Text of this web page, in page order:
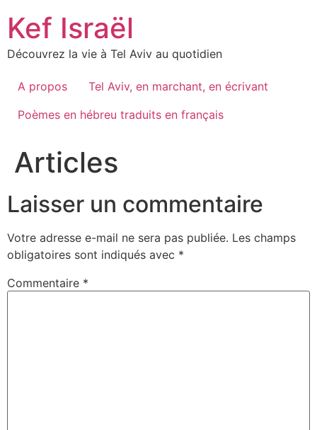
content
Kef Israël
Découvrez la vie à Tel Aviv au quotidien
A propos
Tel Aviv, en marchant, en écrivant
Poèmes en hébreu traduits en français
Articles
Laisser un commentaire
Votre adresse e-mail ne sera pas publiée. Les champs
obligatoires sont indiqués avec *
Commentaire *